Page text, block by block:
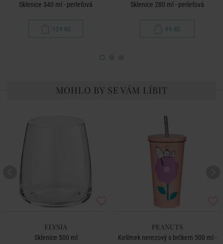
Sklenice 340 ml - perleťová
129 Kč
Sklenice 280 ml - perleťová
99 Kč
MOHLO BY SE VÁM LÍBIT
ELYSIA
Sklenice 500 ml
PEANUTS
Kelímek nerezový s brčkem 500 ml -